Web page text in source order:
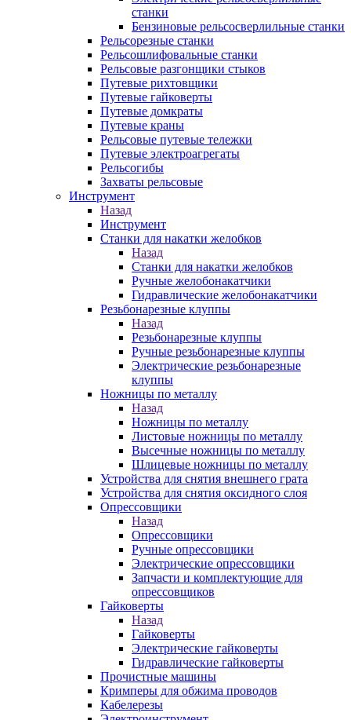
станки
Бензиновые рельсосверлильные станки
Рельсорезные станки
Рельсошлифовальные станки
Рельсовые разгонщики стыков
Путевые рихтовщики
Путевые гайковерты
Путевые домкраты
Путевые краны
Рельсовые путевые тележки
Путевые электроагрегаты
Рельсогибы
Захваты рельсовые
Инструмент
Назад
Инструмент
Станки для накатки желобков
Назад
Станки для накатки желобков
Ручные желобонакатчики
Гидравлические желобонакатчики
Резьбонарезные клуппы
Назад
Резьбонарезные клуппы
Ручные резьбонарезные клуппы
Электрические резьбонарезные
клуппы
Ножницы по металлу
Назад
Ножницы по металлу
Листовые ножницы по металлу
Высечные ножницы по металлу
Шлицевые ножницы по металлу
Устройства для снятия внешнего грата
Устройства для снятия оксидного слоя
Опрессовщики
Назад
Опрессовщики
Ручные опрессовщики
Электрические опрессовщики
Запчасти и комплектующие для
опрессовщиков
Гайковерты
Назад
Гайковерты
Электрические гайковерты
Гидравлические гайковерты
Прочистные машины
Кримперы для обжима проводов
Кабелерезы